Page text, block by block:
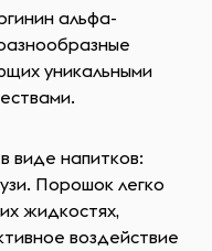
альфа-
уникальными
виде напитков:
Порошок легко
жидкостях,
воздействие